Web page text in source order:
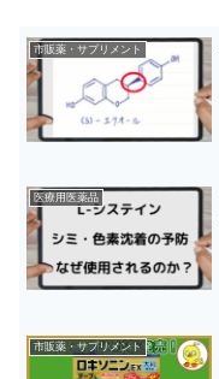
市販薬・サプリメント
医療用医薬品
市販薬・サプリメント